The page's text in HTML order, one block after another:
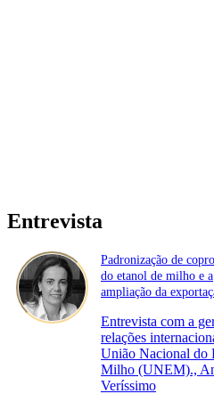
Entrevista
Padronização de
do etanol de milho e a
ampliação da
Entrevista com a
relações
União Nacional do
Milho (UNEM).,
Veríssimo